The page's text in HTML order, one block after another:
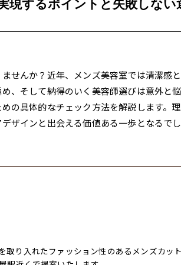
現するポイントと失敗しない
せんか？近年、メンズ美容室では清潔感
、そして納得のいく美容師選びは意外と
の具体的なチェック方法を解説します。
ザインと出会える価値ある一歩となるで
取り入れたファッション性のあるメンズカッ